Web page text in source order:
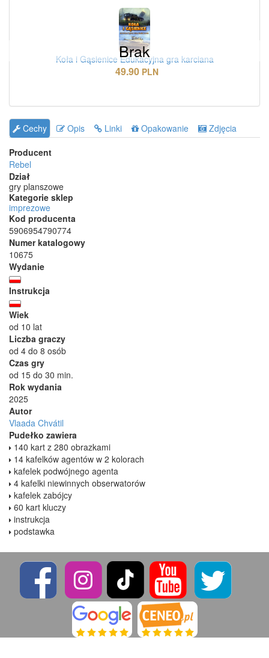
Brak
Koła i Gąsienice Edukacyjna gra karciana
49.90 PLN
Cechy Opis Linki Opakowanie
Zdjęcia
Producent
Rebel
Dział
gry planszowe
Kategorie sklep
imprezowe
Kod producenta
5906954790774
Numer katalogowy
10675
Wydanie
Instrukcja
Wiek
od 10 lat
Liczba graczy
od 4 do 8 osób
Czas gry
od 15 do 30 min.
Rok wydania
2025
Autor
Vlaada Chvátil
Pudełko zawiera
140 kart z 280 obrazkami
14 kafelków agentów w 2 kolorach
kafelek podwójnego agenta
4 kafelki niewinnych obserwatorów
kafelek zabójcy
60 kart kluczy
instrukcja
podstawka